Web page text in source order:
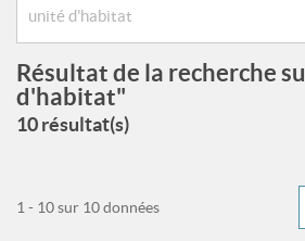
Résultat de la recherche
d'habitat"
10 résultat(s)
1 - 10 sur 10 données